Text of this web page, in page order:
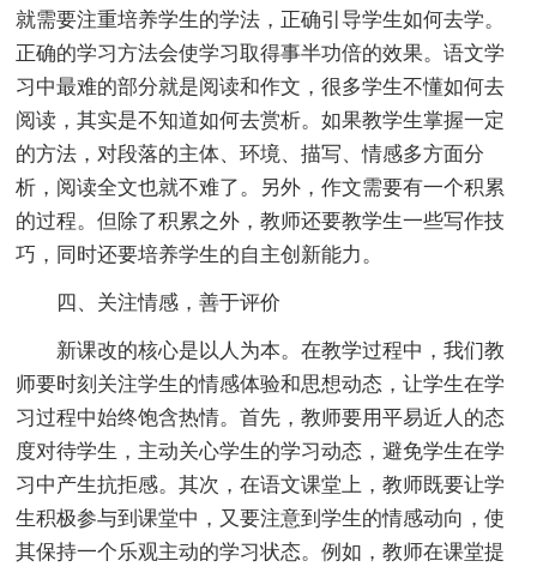
就需要注重培养学生的学法，正确引导学生如何去学。
正确的学习方法会使学习取得事半功倍的效果。语文学
习中最难的部分就是阅读和作文，很多学生不懂如何去
阅读，其实是不知道如何去赏析。如果教学生掌握一定
的方法，对段落的主体、环境、描写、情感多方面分
析，阅读全文也就不难了。另外，作文需要有一个积累
的过程。但除了积累之外，教师还要教学生一些写作技
巧，同时还要培养学生的自主创新能力。
四、关注情感，善于评价
新课改的核心是以人为本。在教学过程中，我们教
师要时刻关注学生的情感体验和思想动态，让学生在学
习过程中始终饱含热情。首先，教师要用平易近人的态
度对待学生，主动关心学生的学习动态，避免学生在学
习中产生抗拒感。其次，在语文课堂上，教师既要让学
生积极参与到课堂中，又要注意到学生的情感动向，使
其保持一个乐观主动的学习状态。例如，教师在课堂提